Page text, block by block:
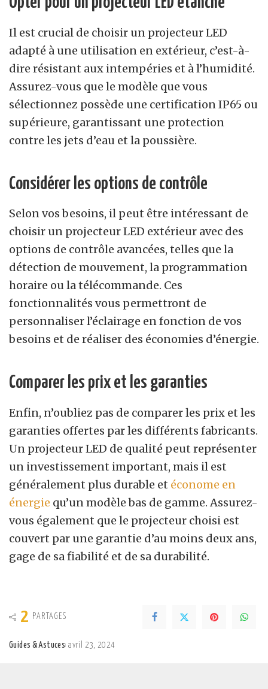
Il est crucial de choisir un projecteur LED
adapté à une utilisation en extérieur, c’est-à-
dire résistant aux intempéries et à l’humidité.
Assurez-vous que le modèle que vous
sélectionnez possède une certification IP65 ou
supérieure, garantissant une protection
contre les jets d’eau et la poussière.
Considérer les options de contrôle
Selon vos besoins, il peut être intéressant de
choisir un projecteur LED extérieur avec des
options de contrôle avancées, telles que la
détection de mouvement, la programmation
horaire ou la télécommande. Ces
fonctionnalités vous permettront de
personnaliser l’éclairage en fonction de vos
besoins et de réaliser des économies d’énergie.
Comparer les prix et les garanties
Enfin, n’oubliez pas de comparer les prix et les
garanties offertes par les différents fabricants.
Un projecteur LED de qualité peut représenter
un investissement important, mais il est
généralement plus durable et économe en
énergie qu’un modèle bas de gamme. Assurez-
vous également que le projecteur choisi est
couvert par une garantie d’au moins deux ans,
gage de sa fiabilité et de sa durabilité.
2 PARTAGES
Guides & Astuces avril 23, 2024